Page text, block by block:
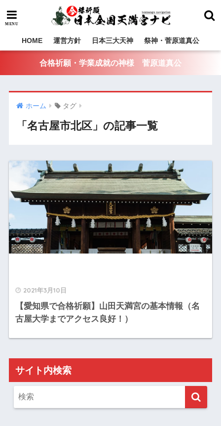
HOME 運営方針 日本三大天神 祭神・菅原道真公
合格祈願・学業成就の神様 菅原道真公
ホーム タグ
「名古屋市北区」の記事一覧
2021年3月10日
【愛知県で合格祈願】山田天満宮の基本情報（名
古屋大学までアクセス良好！）
サイト内検索